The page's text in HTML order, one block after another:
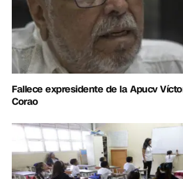
Fallece expresidente de la Apucv
Corao